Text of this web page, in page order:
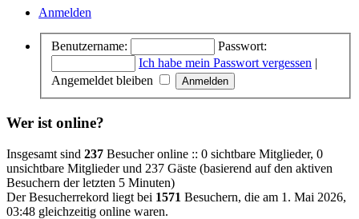
Anmelden
Benutzername:
Passwort:
Ich habe mein Passwort vergessen |
Angemeldet bleiben
Wer ist online?
Insgesamt sind 237 Besucher online :: 0 sichtbare Mitglieder, 0
unsichtbare Mitglieder und 237 Gäste (basierend auf den aktiven
Besuchern der letzten 5 Minuten)
Der Besucherrekord liegt bei 1571 Besuchern, die am 1. Mai 2026,
03:48 gleichzeitig online waren.